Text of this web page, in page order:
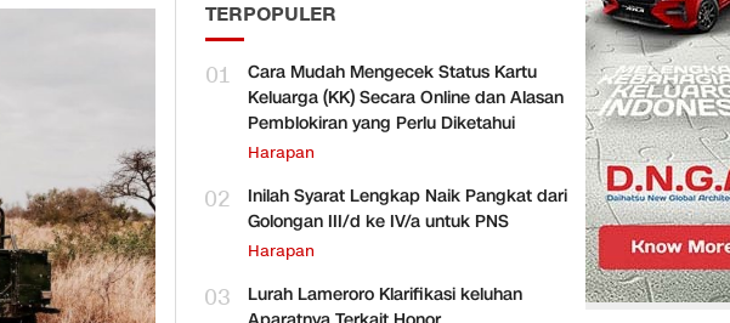
TERPOPULER
01
Cara Mudah Mengecek Status Kartu
Keluarga (KK) Secara Online dan Alasan
Pemblokiran yang Perlu Diketahui
Harapan
02
Inilah Syarat Lengkap Naik Pangkat dari
Golongan III/d ke IV/a untuk PNS
Harapan
03
Lurah Lameroro Klarifikasi keluhan